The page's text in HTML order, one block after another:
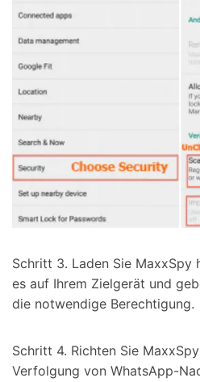
Schritt 3. Laden Sie MaxxSpy
es auf Ihrem Zielgerät und
die notwendige Berechtigung.
Schritt 4. Richten Sie
Verfolgung von WhatsApp-